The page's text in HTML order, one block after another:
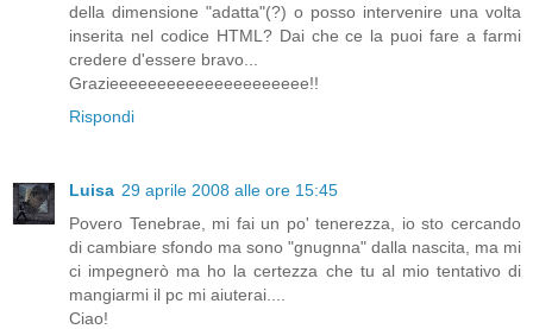
della dimensione "adatta"(?) o posso intervenire una volta
inserita nel codice HTML? Dai che ce la puoi fare a farmi
credere d'essere bravo...
Grazieeeeeeeeeeeeeeeeeeeee!!
Rispondi
Luisa 29 aprile 2008 alle ore 15:45
Povero Tenebrae, mi fai un po' tenerezza, io sto cercando
di cambiare sfondo ma sono "gnugnna" dalla nascita, ma mi
ci impegnerò ma ho la certezza che tu al mio tentativo di
mangiarmi il pc mi aiuterai....
Ciao!